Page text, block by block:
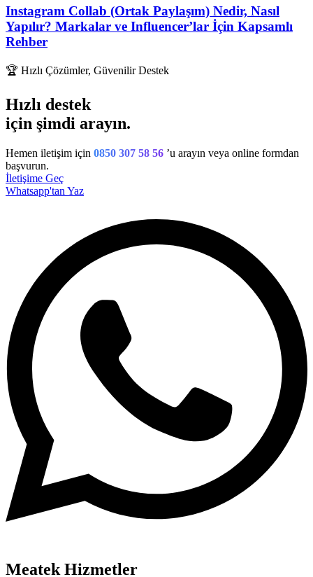
Instagram Collab (Ortak Paylaşım) Nedir, Nasıl
Yapılır? Markalar ve Influencer’lar İçin Kapsamlı
Rehber
🏆 Hızlı Çözümler, Güvenilir Destek
Hızlı destek
için şimdi arayın.
Hemen iletişim için 0850 307 58 56 ’u arayın veya online formdan
başvurun.
İletişime Geç
Whatsapp'tan Yaz
Meatek Hizmetler